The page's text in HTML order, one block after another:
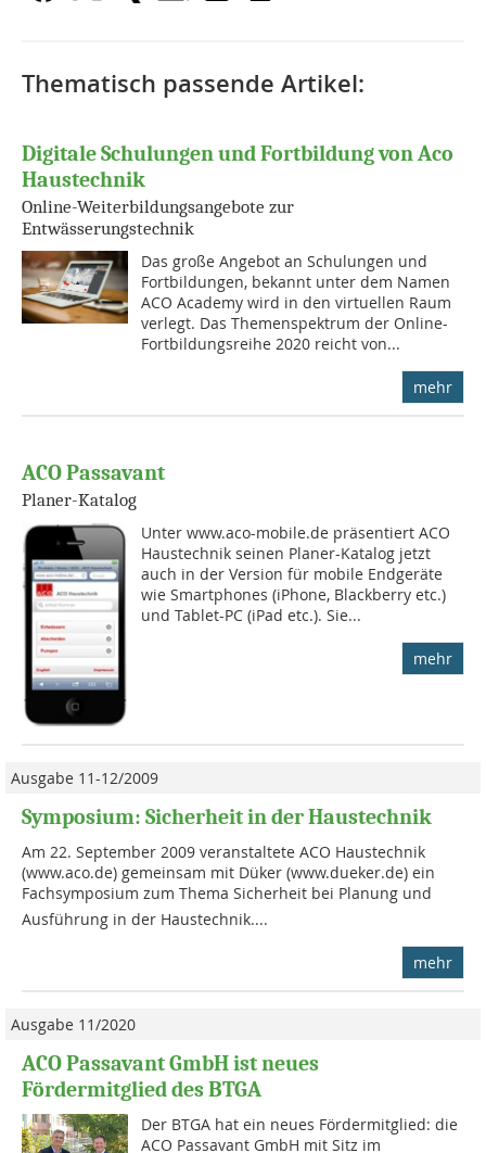
Thematisch passende Artikel:
Digitale Schulungen und Fortbildung von Aco
Haustechnik
Online-Weiterbildungsangebote zur
Entwässerungstechnik
Das große Angebot an Schulungen und
Fortbildungen, bekannt unter dem Namen
ACO Academy wird in den virtuellen Raum
verlegt. Das Themenspektrum der Online-
Fortbildungsreihe 2020 reicht von...
mehr
ACO Passavant
Planer-Katalog
Unter www.aco-mobile.de präsentiert ACO
Haustechnik seinen Planer-Katalog jetzt
auch in der Version für mobile Endgeräte
wie Smartphones (iPhone, Blackberry etc.)
und Tablet-PC (iPad etc.). Sie...
mehr
Ausgabe 11-12/2009
Symposium: Sicherheit in der Haustechnik
Am 22. September 2009 veranstaltete ACO Haustechnik
(www.aco.de) gemeinsam mit Düker (www.dueker.de) ein
Fachsymposium zum Thema Sicherheit bei Planung und
Ausführung in der Haustechnik....
mehr
Ausgabe 11/2020
ACO Passavant GmbH ist neues
Fördermitglied des BTGA
Der BTGA hat ein neues Fördermitglied: die
ACO Passavant GmbH mit Sitz im